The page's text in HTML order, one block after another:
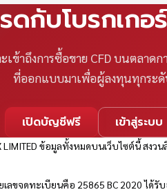
ดกับโบรกเก
ข้าถึงการซื้อขาย CFD บนตลาด
ที่ออกแบบมาเพื่อผู้ลงทุนทุกระ
เปิดบัญชีฟรี เข้าสู่ระบบ
LIMITED ข้อมูลทั้งหมดบนเว็บไซต์นี้ ส
ลขจดทะเบียนคือ 25865 BC 2020 ไ